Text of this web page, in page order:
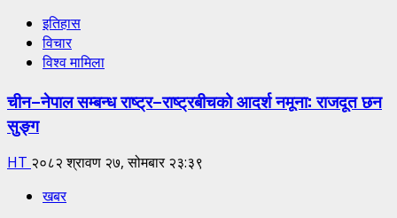
इतिहास
विचार
विश्व मामिला
चीन–नेपाल सम्बन्ध राष्ट्र–राष्ट्रबीचको आदर्श नमूना: राजदूत छन
सुङ्ग
HT २०८२ श्रावण २७, सोमबार २३:३९
खबर